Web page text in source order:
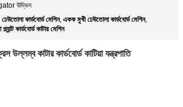
উদ্ভিদ
কার্ডবোর্ড মেশিন, একক মুখী ঢেউতোলা কার্ডবোর্ড মেশিন,
কার্ডবোর্ড কাটার মেশিন
কাটার কার্ডবোর্ড কাটিয়া যন্ত্রপাতি